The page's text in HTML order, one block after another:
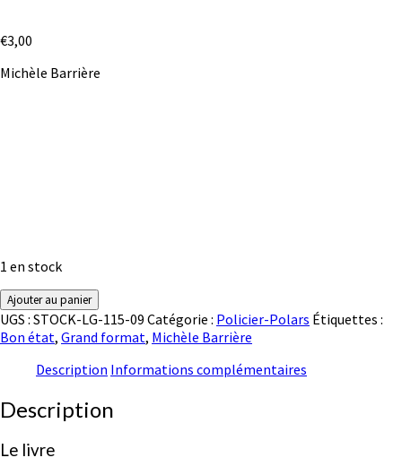
€3,00
Michèle Barrière
1 en stock
quantité
de
Le
Ajouter au panier
UGS : STOCK-LG-115-09 Catégorie : Policier-Polars Étiquettes :
Bon état, Grand format, Michèle Barrière
Description Informations complémentaires
Description
Le livre